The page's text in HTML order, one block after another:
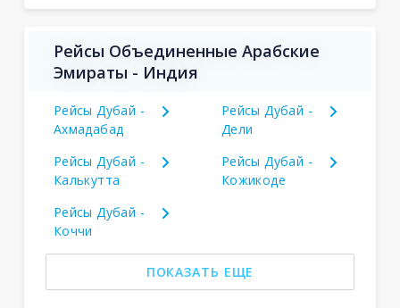
Рейсы Объединенные Арабские
Эмираты - Индия
Рейсы Дубай -
Ахмадабад
Рейсы Дубай -
Дели
Рейсы Дубай -
Калькутта
Рейсы Дубай -
Кожикоде
Рейсы Дубай -
Коччи
ПОКАЗАТЬ ЕЩЕ